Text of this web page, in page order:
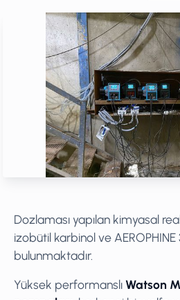
Dozlaması yapılan kimyasal
izobütil karbinol ve AEROPHINE
bulunmaktadır.
Yüksek performanslı Watson